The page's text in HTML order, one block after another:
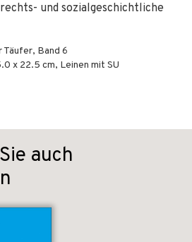
und sozialgeschichtliche
Täufer, Band 6
x 22.5 cm, Leinen mit SU
auch